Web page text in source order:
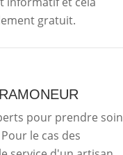
gratuit.
pour prendre soin
le cas des